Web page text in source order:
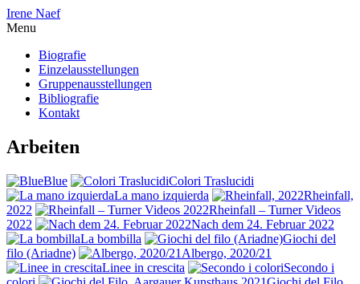
Irene Naef
Menu
Biografie
Einzelausstellungen
Gruppenausstellungen
Bibliografie
Kontakt
Arbeiten
Blue
Colori Traslucidi
La mano izquierda
Rheinfall,
2022
Rheinfall – Turner Videos
2022
Nach dem 24. Februar 2022
La bombilla
Giochi del
filo (Ariadne)
Albergo, 2020/21
Linee in crescita
Secondo i